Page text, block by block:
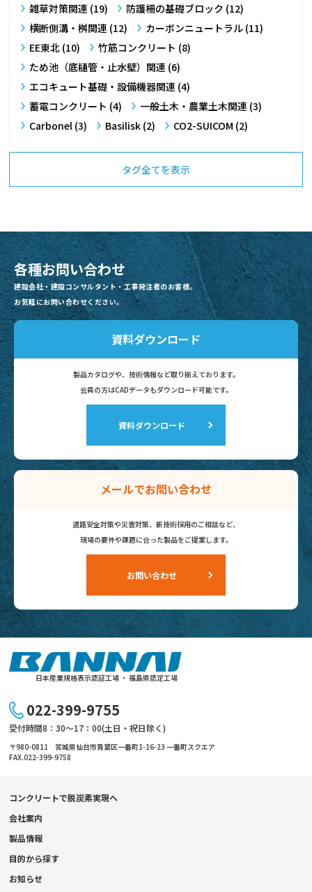
雑草対策関連 (19)
防護柵の基礎ブロック (12)
横断側溝・桝​関連 (12)
カーボンニュートラル (11)
EE東北 (10)
竹筋コンクリート (8)
ため池（底樋管・止水壁）関連 (6)
エコキュート基礎・設備機器関連 (4)
蓄電コンクリート (4)
一般土木・農業土木関連 (3)
Carbonel (3)
Basilisk (2) CO2-SUICOM (2)
タグ全てを表示
各種お問い合わせ
建設会社・建設コンサルタント・工事発注者のお客様。
お気軽にお問い合わせください。
資料ダウンロード
製品カタログや、技術情報など取り揃えております。
会員の方はCADデータもダウンロード可能です。
資料ダウンロード
メールでお問い合わせ
道路安全対策や災害対策、新技術採用のご相談など、
現場の要件や課題に合った製品をご提案します。
お問い合わせ
日本産業規格表示認証工場 ・ 福島県認定工場
022-399-9755
受付時間8：30～17：00(土日・祝日除く)
〒980-0811 宮城県仙台市青葉区一番町1-16-23 一番町スクエア
FAX.022-399-9758
コンクリートで脱炭素実現へ
会社案内
製品情報
目的から探す
お知らせ